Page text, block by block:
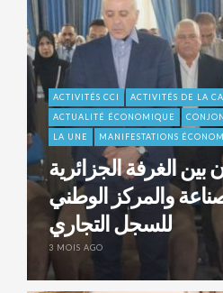
ACTIVITÉS CCI
ACTIVITÉS DE LA
ACTUALITÉ ÉCONOMIQUE
LA UNE
MANIFESTATIONS
بين الغرفة الجزائرية
والمركز الوطني
للسجل التجاري
3 MOIS AGO